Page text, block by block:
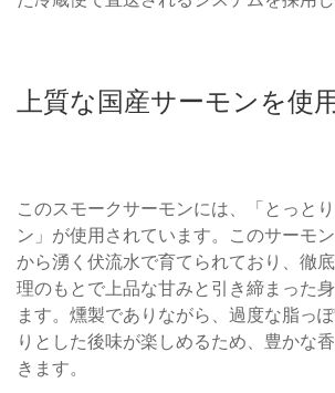
上質な国産サーモンを使
このスモークサーモンには、「とっと
ン」が使用されています。このサーモ
から湧く伏流水で育てられており、徹
理のもとで上品な甘みと引き締まった
ます。燻製でありながら、過度な脂っ
りとした後味が楽しめるため、豊かな
きます。